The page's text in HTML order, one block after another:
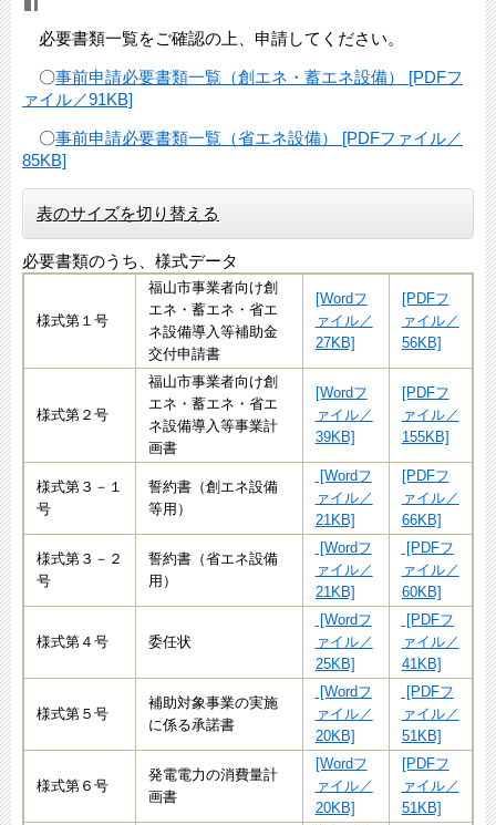
必要書類一覧をご確認の上、申請してください。
〇事前申請必要書類一覧（創エネ・蓄エネ設備） [PDFフ
ァイル／91KB]
〇事前申請必要書類一覧（省エネ設備） [PDFファイル／
85KB]
表のサイズを切り替える
必要書類のうち、様式データ
様式第１号
福山市事業者向け創
エネ・蓄エネ・省エ
ネ設備導入等補助金
交付申請書
[Wordフ
ァイル／
27KB]
[PDFフ
ァイル／
56KB]
様式第２号
福山市事業者向け創
エネ・蓄エネ・省エ
ネ設備導入等事業計
画書
[Wordフ
ァイル／
39KB]
[PDFフ
ァイル／
155KB]
様式第３－１
号
誓約書（創エネ設備
等用）
[Wordフ
ァイル／
21KB]
[PDFフ
ァイル／
66KB]
様式第３－２
号
誓約書（省エネ設備
用）
[Wordフ
ァイル／
21KB]
[PDFフ
ァイル／
60KB]
様式第４号 委任状
[Wordフ
ァイル／
25KB]
[PDFフ
ァイル／
41KB]
様式第５号
補助対象事業の実施
に係る承諾書
[Wordフ
ァイル／
20KB]
[PDFフ
ァイル／
51KB]
様式第６号
発電電力の消費量計
画書
[Wordフ
ァイル／
20KB]
[PDFフ
ァイル／
51KB]